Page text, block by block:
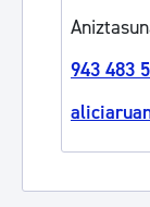
943 483